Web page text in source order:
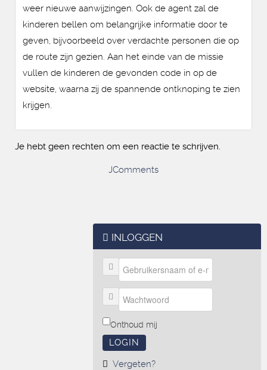
weer nieuwe aanwijzingen. Ook de agent zal de
kinderen bellen om belangrijke informatie door te
geven, bijvoorbeeld over verdachte personen die op
de route zijn gezien. Aan het einde van de missie
vullen de kinderen de gevonden code in op de
website, waarna zij de spannende ontknoping te zien
krijgen.
Je hebt geen rechten om een reactie te schrijven.
JComments
INLOGGEN
Onthoud mij
LOGIN
Vergeten?